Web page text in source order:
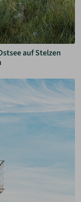
auf Stelzen